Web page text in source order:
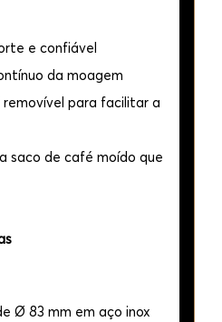
e confiável
da moagem
para facilitar a
saco de café moído que
Ø 83 mm em aço inox